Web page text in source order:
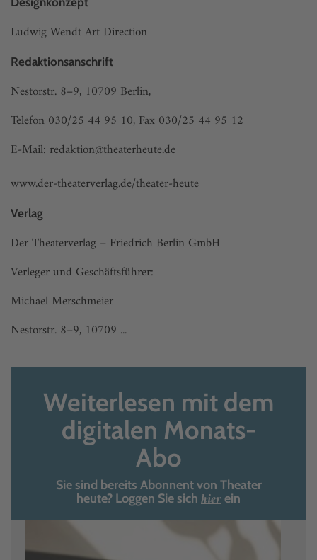
Ludwig Wendt Art Direction
Redaktionsanschrift
Nestorstr. 8–9, 10709 Berlin,
Telefon 030/25 44 95 10, Fax 030/25 44 95 12
E-Mail: redaktion@theaterheute.de
www.der-theaterverlag.de/theater-heute
Verlag
Der Theaterverlag – Friedrich Berlin GmbH
Verleger und Geschäftsführer:
Michael Merschmeier
Nestorstr. 8–9, 10709 ...
Weiterlesen mit dem
digitalen Monats-
Abo
Sie sind bereits Abonnent von Theater
heute? Loggen Sie sich hierein